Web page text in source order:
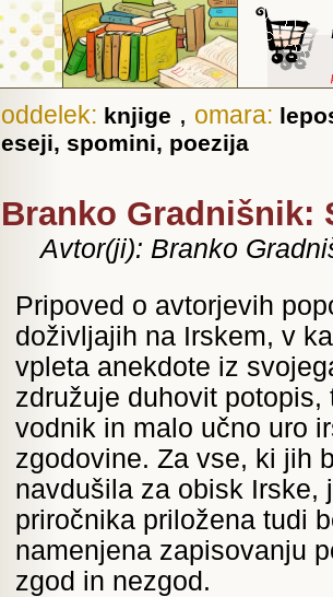
oddelek: knjige , omara:
eseji, spomini, poezija
Branko Gradnišnik:
Avtor(ji): Branko
Pripoved o avtorjevih
doživljajih na Irskem, v
vpleta anekdote iz
združuje duhovit potopis,
vodnik in malo učno uro
zgodovine. Za vse, ki jih
navdušila za obisk Irske,
priročnika priložena tudi
namenjena zapisovanju
zgod in nezgod.